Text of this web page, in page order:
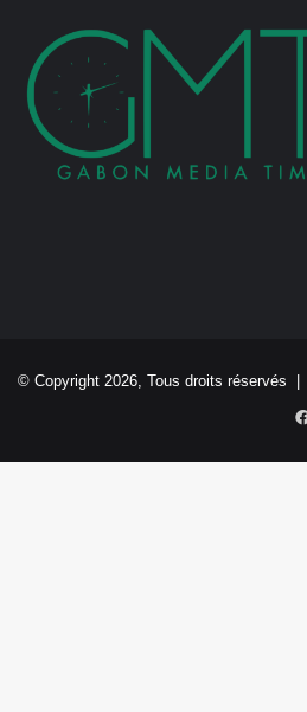
© Copyright 2026, Tous droits réservés |